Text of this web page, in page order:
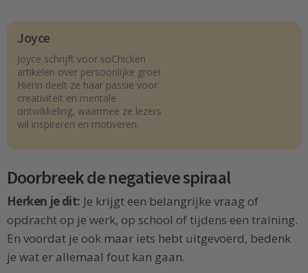
Joyce
Joyce schrijft voor soChicken
artikelen over persoonlijke groei.
Hierin deelt ze haar passie voor
creativiteit en mentale
ontwikkeling, waarmee ze lezers
wil inspireren en motiveren.
Doorbreek de negatieve spiraal
Herken je dit: Je krijgt een belangrijke vraag of
opdracht op je werk, op school of tijdens een training.
En voordat je ook maar iets hebt uitgevoerd, bedenk
je wat er allemaal fout kan gaan.